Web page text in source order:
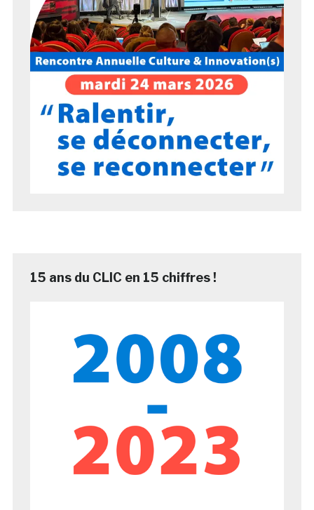
15 ans du CLIC en 15 chiffres !